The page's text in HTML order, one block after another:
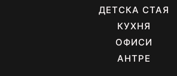
ДЕТСКА СТАЯ
КУХНЯ
ОФИСИ
АНТРЕ